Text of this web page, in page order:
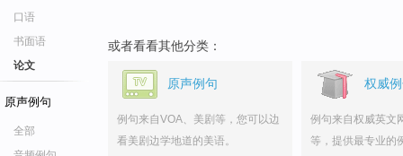
口语
书面语
论文
原声例句
全部
或者看看其他分类：
原声例句
例句来自VOA、美剧等，您可以边
看美剧边学地道的美语。
权威
例句来自权威英文
等，提供最专业的